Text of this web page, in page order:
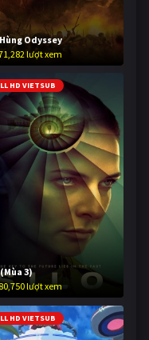
Odyssey
lượt xem
HD VIETSUB
3)
lượt xem
HD VIETSUB